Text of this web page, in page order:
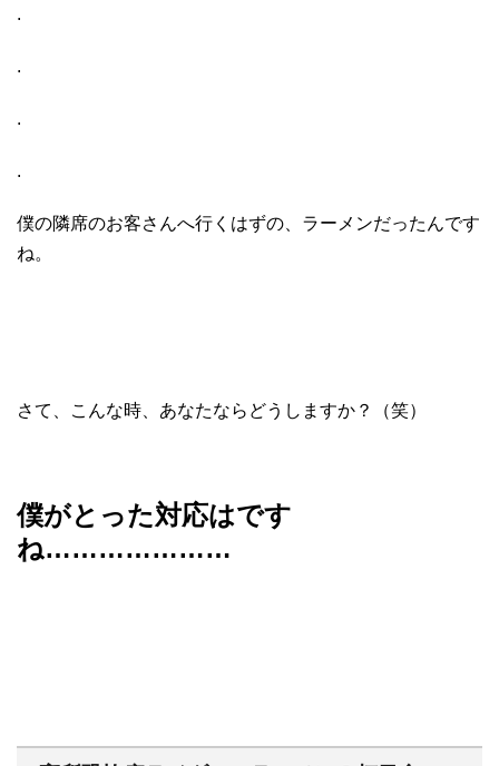
.
.
.
.
僕の隣席のお客さんへ行くはずの、ラーメンだったんです
ね。
さて、こんな時、あなたならどうしますか？（笑）
僕がとった対応はです
ね…………………